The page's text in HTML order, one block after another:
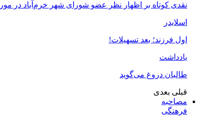
نقدی کوتاه بر اظهار نظر عضو شورای شهر خرم‌آباد در
اسلایدر
اول فرزند؛ بعد تسهیلات!
یادداشت
طالبان دروغ می‌گوید
قبلی بعدی
مصاحبه
فرهنگی